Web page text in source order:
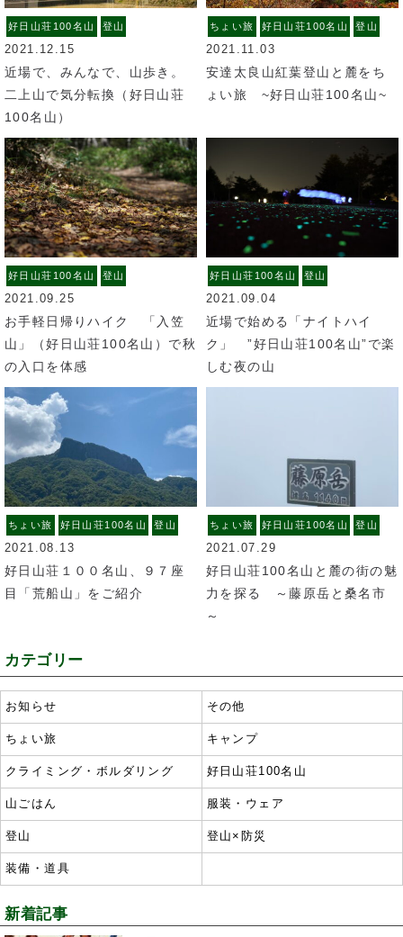
好日山荘100名山 登山
2021.12.15
近場で、みんなで、山歩き。
二上山で気分転換（好日山荘
100名山）
ちょい旅 好日山荘100名山 登山
2021.11.03
安達太良山紅葉登山と麓をち
ょい旅 ~好日山荘100名山~
好日山荘100名山 登山
2021.09.25
お手軽日帰りハイク 「入笠
山」（好日山荘100名山）で秋
の入口を体感
好日山荘100名山 登山
2021.09.04
近場で始める「ナイトハイ
ク」 ”好日山荘100名山”で楽
しむ夜の山
ちょい旅 好日山荘100名山 登山
2021.08.13
好日山荘１００名山、９７座
目「荒船山」をご紹介
ちょい旅 好日山荘100名山 登山
2021.07.29
好日山荘100名山と麓の街の魅
力を探る ～藤原岳と桑名市
～
カテゴリー
お知らせ その他
ちょい旅 キャンプ
クライミング・ボルダリング 好日山荘100名山
山ごはん 服装・ウェア
登山 登山×防災
装備・道具
新着記事